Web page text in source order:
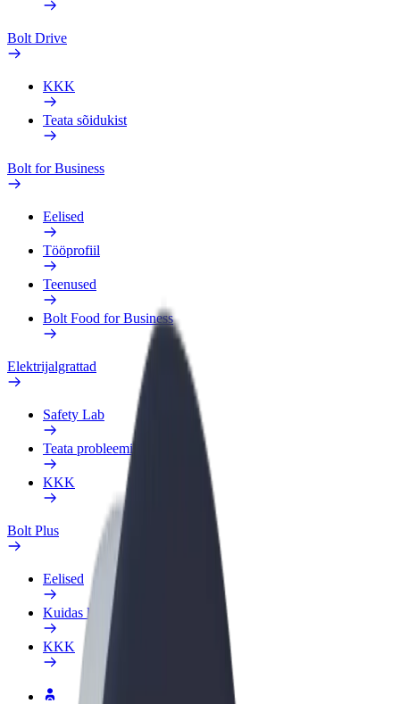
Bolt Drive
KKK
Teata sõidukist
Bolt for Business
Eelised
Tööprofiil
Teenused
Bolt Food for Business
Elektrijalgrattad
Safety Lab
Teata probleemist
KKK
Bolt Plus
Eelised
Kuidas liituda
KKK